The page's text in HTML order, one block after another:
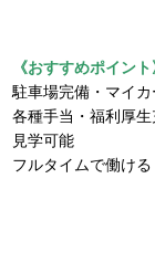
《おすすめポイント
駐車場完備・マイ
各種手当・福利厚生
見学可能
フルタイムで働ける